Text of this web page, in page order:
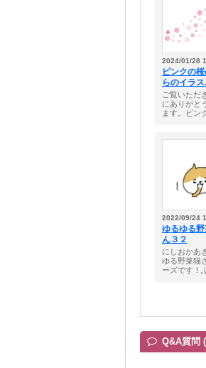
2024/01/28
ピンクの
らのイラス
ご覧いただ
にありがと
ます。ピン
2022/09/24
ゆるゆる野
ん３２
にしおかあ
ゆる野菜猫
ーズです！
Q&A質問